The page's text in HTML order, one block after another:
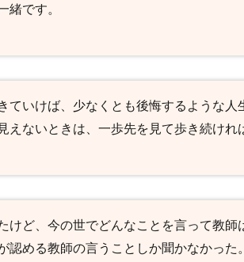
緒です。
ていけば、少なくとも後悔するような人
えないときは、一歩先を見て歩き続けれ
けど、今の世でどんなことを言って教師
認める教師の言うことしか聞かなかった